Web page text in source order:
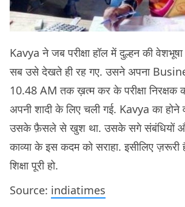
Kavya ने जब परीक्षा हॉल में दुल्हन की
सब उसे देखते ही रह गए. उसने अपना
10.48 AM तक ख़त्म कर के परीक्षा निरक्षक
अपनी शादी के लिए चली गई. Kavya का होने
उसके फ़ैसले से खुश था. उसके सगे संबंधियों और
काव्या के इस कदम को सराहा. इसीलिए
शिक्षा पूरी हो.
Source: indiatimes